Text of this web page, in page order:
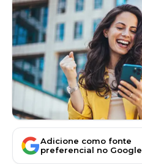
Adicione como fonte
preferencial no Google